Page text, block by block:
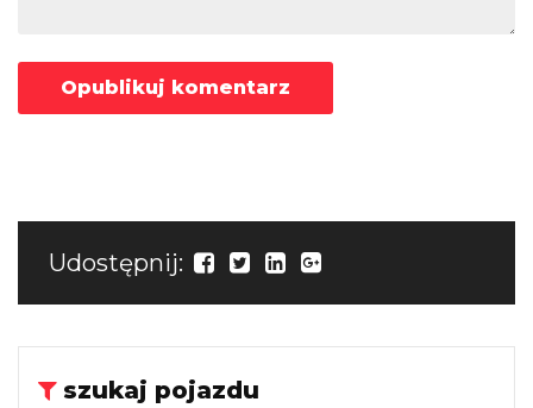
Udostępnij:
szukaj pojazdu